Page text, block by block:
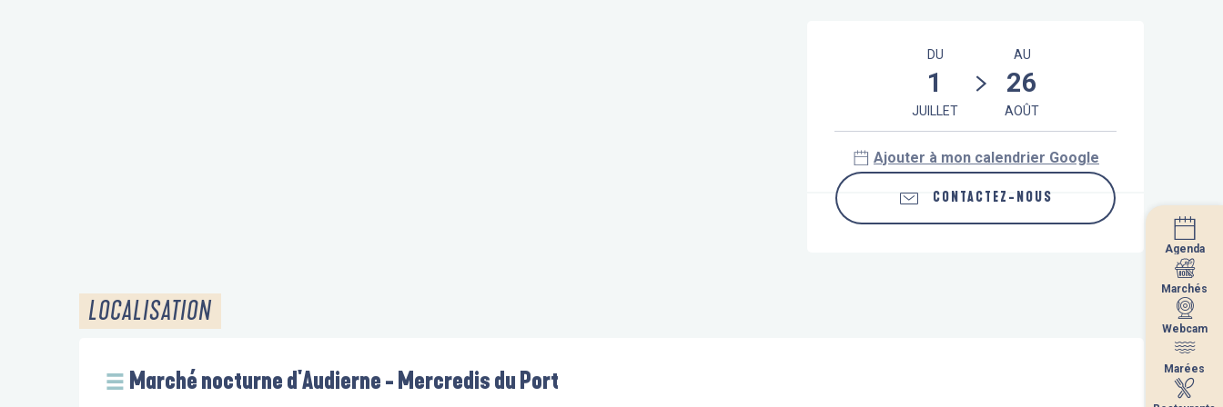
Agenda
Marchés
Webcam
Marées
Ouverture et coordonnées
DU
1
JUILLET
AU
26
AOÛT
Ajouter à mon calendrier Google
CONTACTEZ-NOUS
LOCALISATION
Marché nocturne d'Audierne - Mercredis du Port